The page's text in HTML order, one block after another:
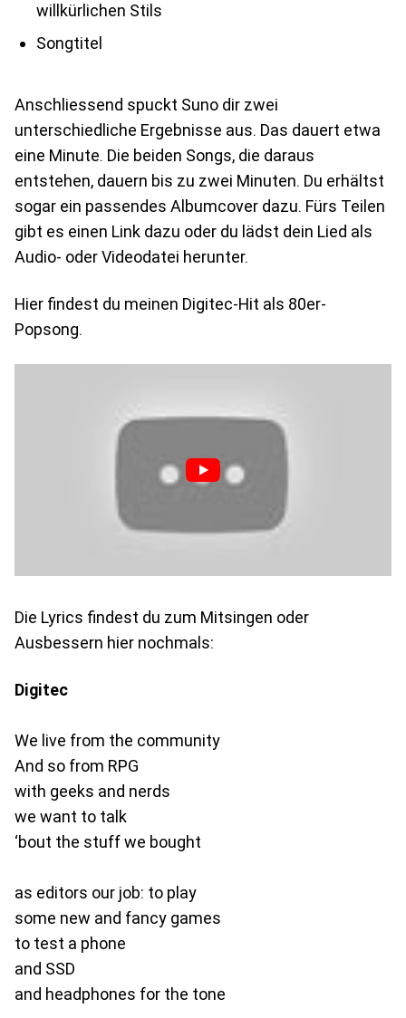
willkürlichen Stils
Songtitel
Anschliessend spuckt Suno dir zwei
unterschiedliche Ergebnisse aus. Das dauert etwa
eine Minute. Die beiden Songs, die daraus
entstehen, dauern bis zu zwei Minuten. Du erhältst
sogar ein passendes Albumcover dazu. Fürs Teilen
gibt es einen Link dazu oder du lädst dein Lied als
Audio- oder Videodatei herunter.
Hier findest du meinen Digitec-Hit als 80er-
Popsong.
Die Lyrics findest du zum Mitsingen oder
Ausbessern hier nochmals:
Digitec
We live from the community
And so from RPG
with geeks and nerds
we want to talk
‘bout the stuff we bought
as editors our job: to play
some new and fancy games
to test a phone
and SSD
and headphones for the tone